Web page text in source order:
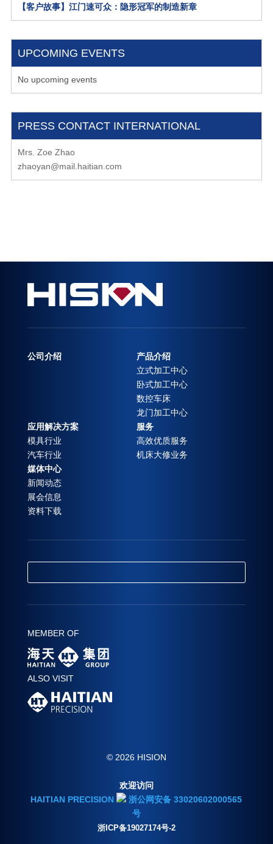
【客户故事】江门速可众：隐形冠军的制造新章
UPCOMING EVENTS
No upcoming events
PRESS CONTACT INTERNATIONAL
Mrs. Zoe Zhao
zhaoyan@mail.haitian.com
公司介绍
产品介绍
立式加工中心
卧式加工中心
数控车床
龙门加工中心
应用解决方案
模具行业
汽车行业
服务
高效优质服务
机床大修业务
媒体中心
新闻动态
展会信息
资料下载
MEMBER OF
ALSO VISIT
© 2026 HISION
欢迎访问
HAITIAN PRECISION
浙公网安备 33020602000565
号
浙ICP备19027174号-2